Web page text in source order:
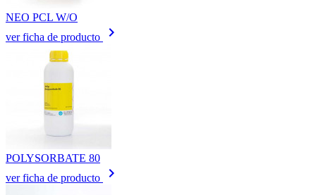
NEO PCL W/O
ver ficha de producto
keyboard_arrow_right
POLYSORBATE 80
ver ficha de producto
keyboard_arrow_right